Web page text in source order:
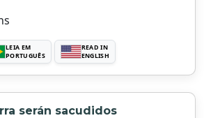
LEIA EM
PORTUGUÊS
READ IN
ENGLISH
serán sacudidos